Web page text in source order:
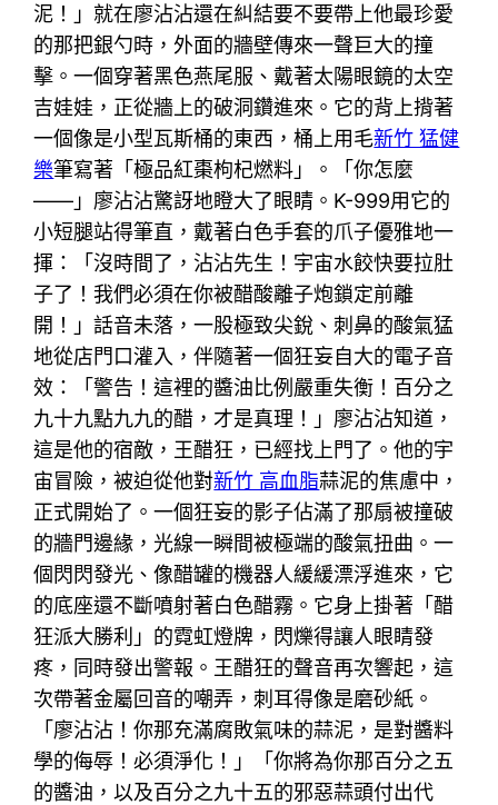
泥！」就在廖沾沾還在糾結要不要帶上他最珍愛
的那把銀勺時，外面的牆壁傳來一聲巨大的撞
擊。一個穿著黑色燕尾服、戴著太陽眼鏡的太空
吉娃娃，正從牆上的破洞鑽進來。它的背上揹著
一個像是小型瓦斯桶的東西，桶上用毛新竹 猛健
樂筆寫著「極品紅棗枸杞燃料」。「你怎麼
——」廖沾沾驚訝地瞪大了眼睛。K-999用它的
小短腿站得筆直，戴著白色手套的爪子優雅地一
揮：「沒時間了，沾沾先生！宇宙水餃快要拉肚
子了！我們必須在你被醋酸離子炮鎖定前離
開！」話音未落，一股極致尖銳、刺鼻的酸氣猛
地從店門口灌入，伴隨著一個狂妄自大的電子音
效：「警告！這裡的醬油比例嚴重失衡！百分之
九十九點九九的醋，才是真理！」廖沾沾知道，
這是他的宿敵，王醋狂，已經找上門了。他的宇
宙冒險，被迫從他對新竹 高血脂蒜泥的焦慮中，
正式開始了。一個狂妄的影子佔滿了那扇被撞破
的牆門邊緣，光線一瞬間被極端的酸氣扭曲。一
個閃閃發光、像醋罐的機器人緩緩漂浮進來，它
的底座還不斷噴射著白色醋霧。它身上掛著「醋
狂派大勝利」的霓虹燈牌，閃爍得讓人眼睛發
疼，同時發出警報。王醋狂的聲音再次響起，這
次帶著金屬回音的嘲弄，刺耳得像是磨砂紙。
「廖沾沾！你那充滿腐敗氣味的蒜泥，是對醬料
學的侮辱！必須淨化！」「你將為你那百分之五
的醬油，以及百分之九十五的邪惡蒜頭付出代